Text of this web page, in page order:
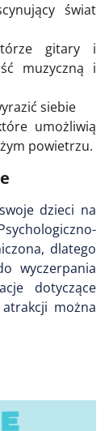
świat
gitary i
muzyczną i
siebie
umożliwią
powietrzu.
dzieci na
dlatego
wyczerpania
dotyczące
można